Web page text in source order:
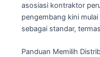
asosiasi kontraktor
pengembang kini
sebagai standar,
Panduan Memilih